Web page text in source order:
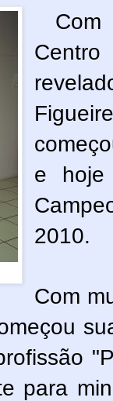
Com
e
2010.
Com
para